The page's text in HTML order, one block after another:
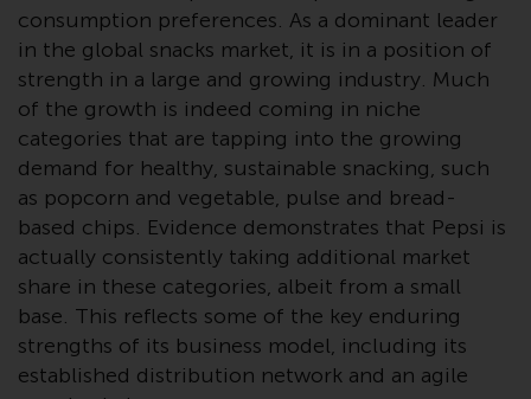
RWC Asset Management LLP oder
einem ihrer verbundenen
Unternehmen verwaltet werden
(die „von Redwheel verwalteten
Fonds“). Einige der von Redwheel
verwalteten Fonds, auf die auf
dieser Website verwiesen wird,
wurden nicht von der
Eidgenössischen
Finanzmarktaufsicht („FINMA“)
zugelassen und Anleger genießen
daher nicht den vollen
Anlegerschutz nach dem
Bundesgesetz über die
consumption preferences. As a dominant leader
in the global snacks market, it is in a position of
strength in a large and growing industry. Much
of the growth is indeed coming in niche
categories that are tapping into the growing
demand for healthy, sustainable snacking, such
as popcorn and vegetable, pulse and bread-
based chips. Evidence demonstrates that Pepsi is
actually consistently taking additional market
share in these categories, albeit from a small
base. This reflects some of the key enduring
strengths of its business model, including its
established distribution network and an agile